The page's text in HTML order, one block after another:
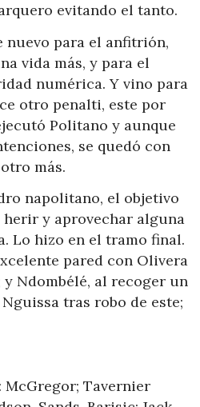
evitando el tanto.
nuevo para el anfitrión,
vida más, y para el
numérica. Y vino para
otro penalti, este por
Politano y aunque
se quedó con
más.
napolitano, el objetivo
herir y aprovechar alguna
Lo hizo en el tramo final.
pared con Olivera
Ndombélé, al recoger un
tras robo de este;
McGregor; Tavernier